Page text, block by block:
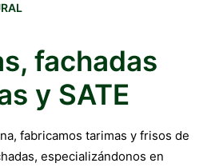
fachadas
y SATE
fabricamos tarimas y frisos de
especializándonos en